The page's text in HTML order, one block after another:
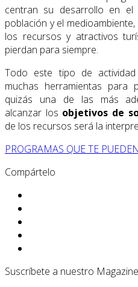
centran su desarrollo en el
población y el
los recursos y atractivos
pierdan para siempre.
Todo este tipo de
muchas herramientas para
quizás una de las más
alcanzar los objetivos de
de los recursos será la
PROGRAMAS QUE TE
Compártelo
Suscríbete a nuestro Magazine